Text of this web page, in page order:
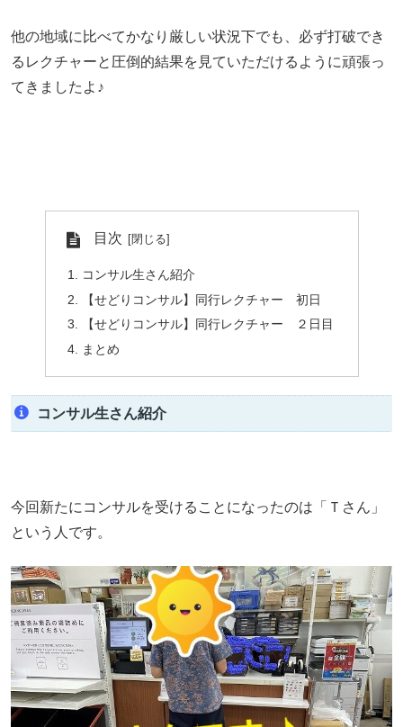
他の地域に比べてかなり厳しい状況下でも、必ず打破でき
るレクチャーと圧倒的結果を見ていただけるように頑張っ
てきましたよ♪
目次
コンサル生さん紹介
【せどりコンサル】同行レクチャー 初日
【せどりコンサル】同行レクチャー ２日目
まとめ
コンサル生さん紹介
今回新たにコンサルを受けることになったのは「Ｔさん」
という人です。